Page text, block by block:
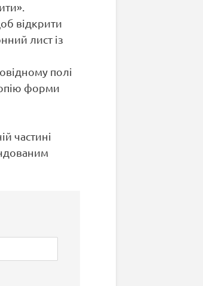
відкрити
лист із
полі
форми
частині